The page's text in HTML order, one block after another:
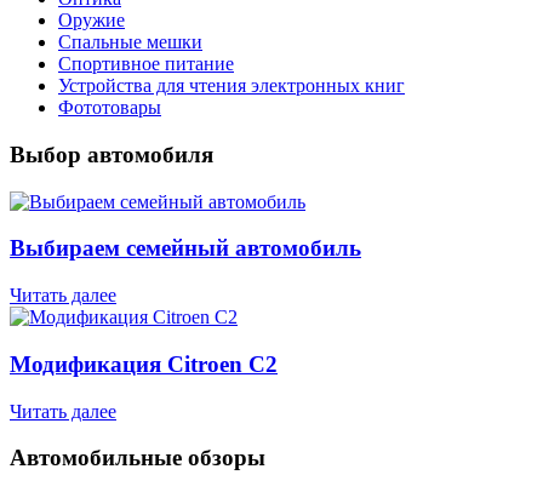
Оружие
Спальные мешки
Спортивное питание
Устройства для чтения электронных книг
Фототовары
Выбор автомобиля
Выбираем семейный автомобиль
Читать далее
Модификация Citroen С2
Читать далее
Автомобильные обзоры